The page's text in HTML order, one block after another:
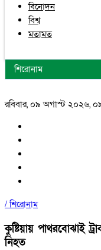
বিনোদন
বিশ্ব
মতামত
শিরোনাম
রবিবার, ০৯ অগাস্ট ২০২৬,
/শিরোনাম
কুষ্টিয়ায় পাথরবোঝাই
নিহত